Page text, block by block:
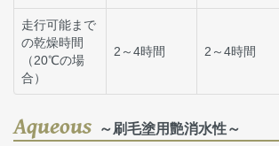
走行可能まで
の乾燥時間
（20℃の場
合）
2～4時間 2～4時間
Aqueous ～刷毛塗用艶消水性～